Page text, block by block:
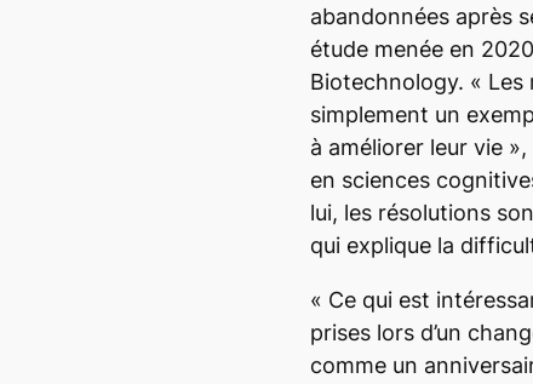
abandonnées après
étude menée en
Biotechnology. « Les
simplement un
à améliorer leur vie
en sciences
lui, les résolutions
qui explique la
« Ce qui est
prises lors d’un
comme un